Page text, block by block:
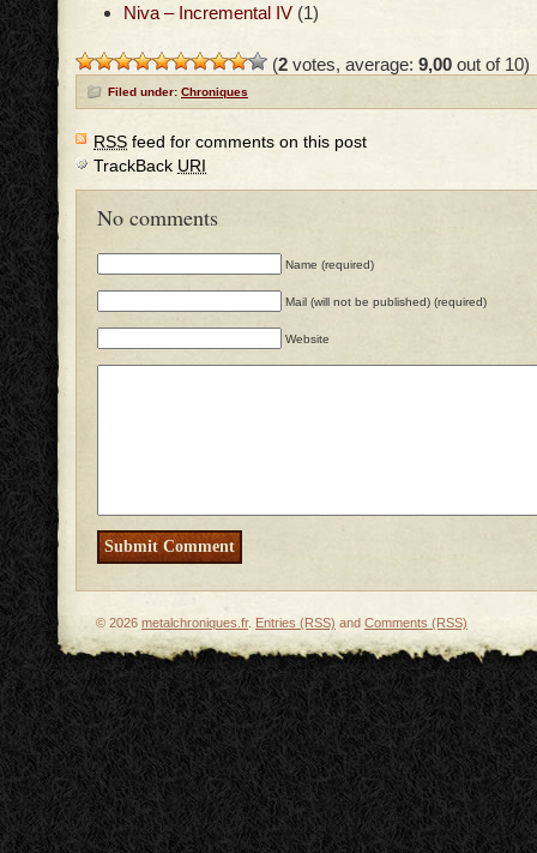
Niva – Incremental IV (1)
(2 votes, average: 9,00 out of 10)
Filed under: Chroniques
RSS feed for comments on this post
TrackBack URI
No comments
Name (required)
Mail (will not be published) (required)
Website
© 2026 metalchroniques.fr. Entries (RSS) and Comments (RSS)